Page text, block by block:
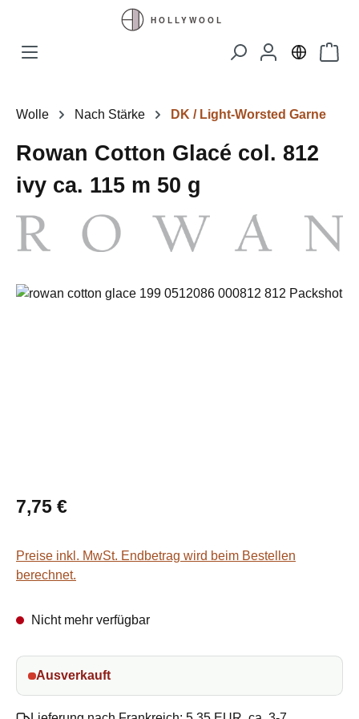
Zum Hauptinhalt springen
Wolle Nach Stärke DK / Light-Worsted Garne
Rowan Cotton Glacé col. 812
ivy ca. 115 m 50 g
Bildergalerie überspringen
Regulärer Preis:
7,75 €
Preise inkl. MwSt. Endbetrag wird beim Bestellen
berechnet.
Nicht mehr verfügbar
Ausverkauft